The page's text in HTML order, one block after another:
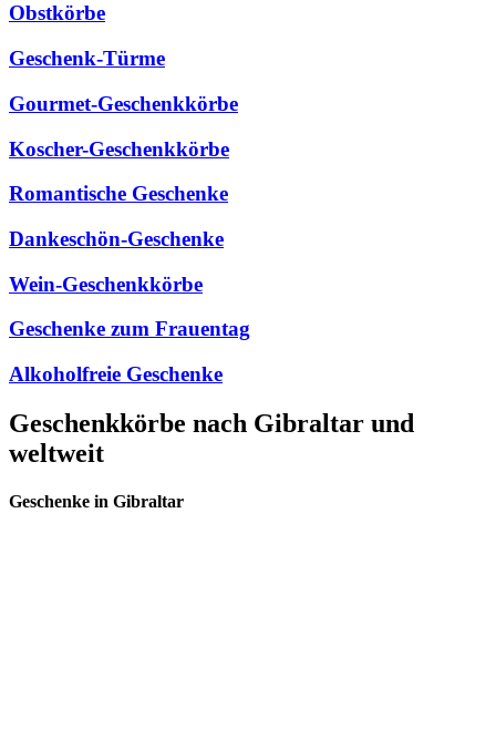
Obstkörbe
Geschenk-Türme
Gourmet-Geschenkkörbe
Koscher-Geschenkkörbe
Romantische Geschenke
Dankeschön-Geschenke
Wein-Geschenkkörbe
Geschenke zum Frauentag
Alkoholfreie Geschenke
Geschenkkörbe nach Gibraltar und
weltweit
Geschenke in Gibraltar